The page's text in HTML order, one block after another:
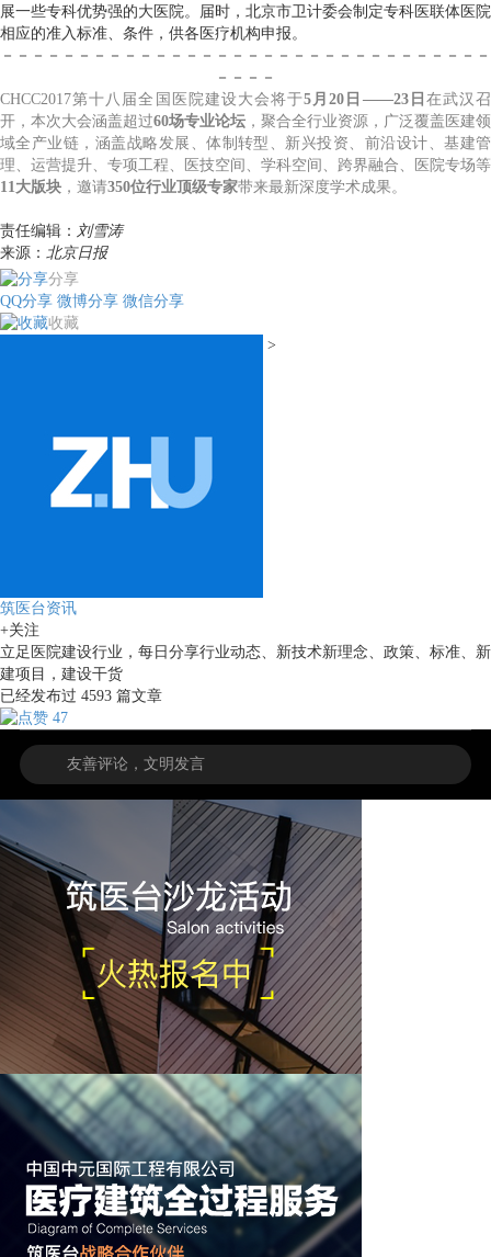
展一些专科优势强的大医院。届时，北京市卫计委会制定专科医联体医院
相应的准入标准、条件，供各医疗机构申报。
－－－－－－－－－－－－－－－－－－－－－－－－－－－－－－－－
－－－－
CHCC2017第十八届全国医院建设大会将于5月20日——23日 在武汉召
开，本次大会涵盖超过60场专业论坛 ，聚合全行业资源，广泛覆盖医建领
域全产业链，涵盖战略发展、体制转型、新兴投资、前沿设计、基建管
理、运营提升、专项工程、医技空间、学科空间、跨界融合、医院专场等
11大版块 ，邀请350位行业顶级专家带来最新深度学术成果。
责任编辑： 刘雪涛
来源： 北京日报
分享
QQ分享 微博分享 微信分享
收藏
>
筑医台资讯
+关注
立足医院建设行业，每日分享行业动态、新技术新理念、政策、标准、新
建项目，建设干货
已经发布过 4593 篇文章
47